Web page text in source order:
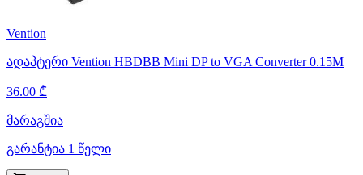
Vention
ადაპტერი Vention HBDBB Mini DP to VGA Converter 0.15M
36.00 ₾
მარაგშია
გარანტია 1 წელი